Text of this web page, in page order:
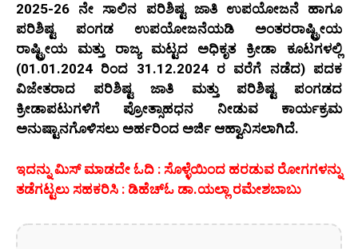
2025-26 ನೇ ಸಾಲಿನ ಪರಿಶಿಷ್ಟ ಜಾತಿ ಉಪಯೋಜನೆ ಹಾಗೂ
ಪರಿಶಿಷ್ಟ ಪಂಗಡ ಉಪಯೋಜನೆಯಡಿ ಅಂತರರಾಷ್ಟ್ರೀಯ
ರಾಷ್ಟ್ರೀಯ ಮತ್ತು ರಾಜ್ಯ ಮಟ್ಟದ ಅಧಿಕೃತ ಕ್ರೀಡಾ ಕೂಟಗಳಲ್ಲಿ
(01.01.2024 ರಿಂದ 31.12.2024 ರ ವರೆಗೆ ನಡೆದ) ಪದಕ
ವಿಜೇತರಾದ ಪರಿಶಿಷ್ಟ ಜಾತಿ ಮತ್ತು ಪರಿಶಿಷ್ಟ ಪಂಗಡದ
ಕ್ರೀಡಾಪಟುಗಳಿಗೆ ಪ್ರೋತ್ಸಾಹಧನ ನೀಡುವ ಕಾರ್ಯಕ್ರಮ
ಅನುಷ್ಟಾನಗೊಳಿಸಲು ಅರ್ಹರಿಂದ ಅರ್ಜಿ ಆಹ್ವಾನಿಸಲಾಗಿದೆ.
ಇದನ್ನು ಮಿಸ್‌ ಮಾಡದೇ ಓದಿ : ಸೊಳ್ಳೆಯಿಂದ ಹರಡುವ ರೋಗಗಳನ್ನು
ತಡೆಗಟ್ಟಲು ಸಹಕರಿಸಿ : ಡಿಹೆಚ್‌ಓ ಡಾ.ಯಲ್ಲಾ ರಮೇಶಬಾಬು